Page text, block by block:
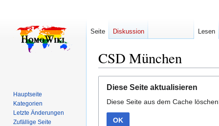
CSD München
Navigation
springen
Suche
springen
Diese Seite aktualisieren
Diese Seite aus dem Cache
OK
Seite Diskussion Lesen
Hauptseite
Kategorien
Letzte Änderungen
Zufällige Seite